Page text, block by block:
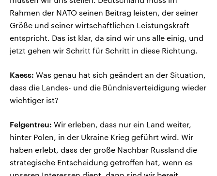
Rahmen der NATO seinen Beitrag leisten, der seiner
Größe und seiner wirtschaftlichen Leistungskraft
entspricht. Das ist klar, da sind wir uns alle einig, und
jetzt gehen wir Schritt für Schritt in diese Richtung.
Kaess: Was genau hat sich geändert an der Situation,
dass die Landes- und die Bündnisverteidigung wieder
wichtiger ist?
Felgentreu: Wir erleben, dass nur ein Land weiter,
hinter Polen, in der Ukraine Krieg geführt wird. Wir
haben erlebt, dass der große Nachbar Russland die
strategische Entscheidung getroffen hat, wenn es